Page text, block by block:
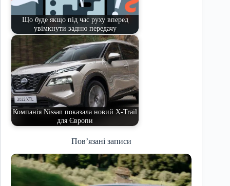
Що буде якщо під час руху вперед
увімкнути задню передачу
Компанія Nissan показала новий X-Trail
для Європи
Пов’язані записи